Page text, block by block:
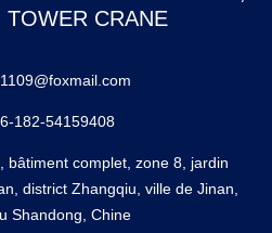
TOWER CRANE
182-54159408
bâtiment complet, zone 8, jardin
district Zhangqiu, ville de Jinan,
Shandong, Chine